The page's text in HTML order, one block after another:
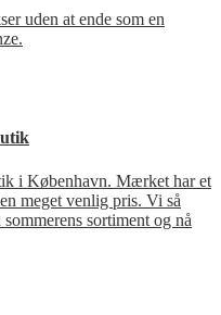
uden at ende som en
i København. Mærket har et
meget venlig pris. Vi så
sortiment og nå